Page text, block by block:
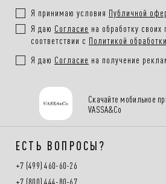
Я принимаю условия Публичной
Я даю Согласие на обработку
соответствии с Политикой
Я даю Согласие на получение
Скачайте мобильное
VASSA&Co
ЕСТЬ ВОПРОСЫ?
+7 (499) 460-60-26
+7 (800) 444-80-67